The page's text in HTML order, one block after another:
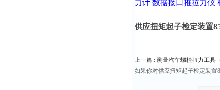
力计 数据接口推拉力仪
供应扭矩起子检定装置
上一篇 : 测量汽车螺栓扭力工具
如果你对供应扭矩起子检定装置